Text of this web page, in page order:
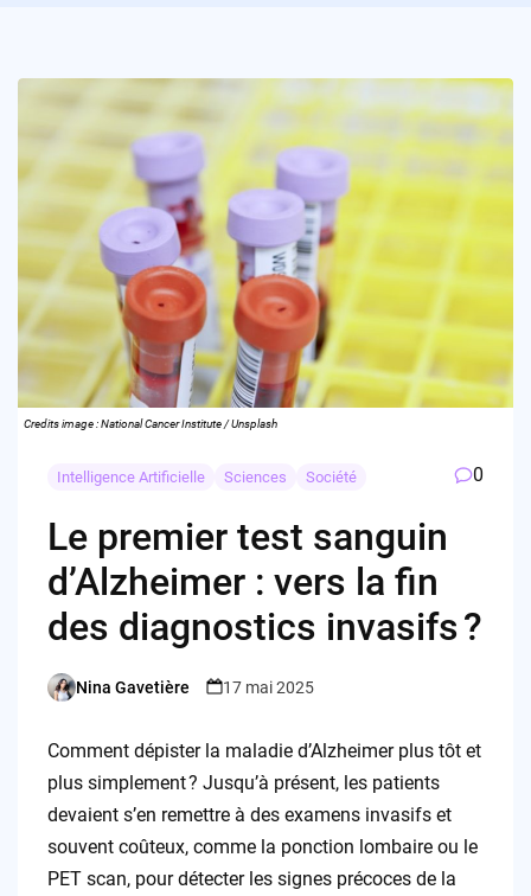
Credits image : National Cancer Institute / Unsplash
Intelligence Artificielle Sciences Société 0
Le premier test sanguin
d’Alzheimer : vers la fin
des diagnostics invasifs ?
Posted
Nina Gavetière 17 mai 2025
Comment dépister la maladie d’Alzheimer plus tôt et
plus simplement ? Jusqu’à présent, les patients
devaient s’en remettre à des examens invasifs et
souvent coûteux, comme la ponction lombaire ou le
PET scan, pour détecter les signes précoces de la